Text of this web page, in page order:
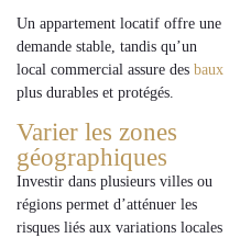
Un appartement locatif offre une
demande stable , tandis qu’un
local commercial assure des baux
plus durables et protégés
Varier les zones
géographiques
Investir dans plusieurs villes ou
régions permet d’atténuer les
risques liés aux variations locales